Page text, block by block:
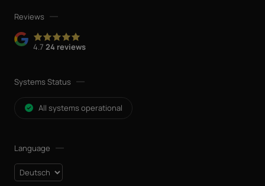
Reviews
4.7 24 reviews
Systems Status
All systems operational
Language